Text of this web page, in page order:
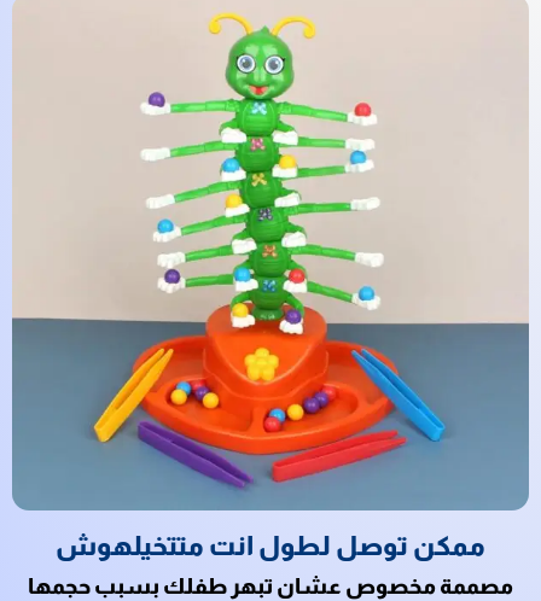
ممكن توصل لطول انت متتخيلهوش
مصممة مخصوص عشان تبهر طفلك بسبب حجمها